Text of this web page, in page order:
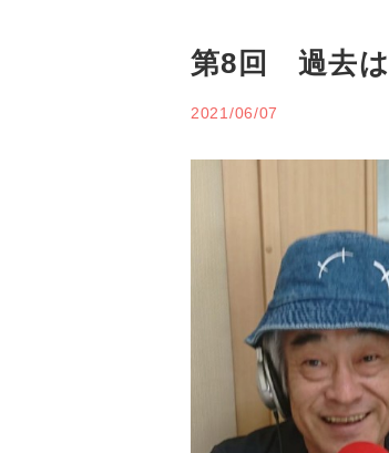
第8回 過去は
2021/06/07